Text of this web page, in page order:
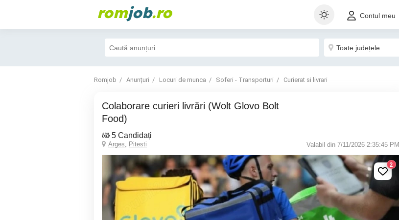
romjob.ro Contul meu
Romjob Anunțuri Locuri de munca Soferi - Transporturi Curierat si livrari
Colaborare curieri livrări (Wolt Glovo Bolt
Food)
5 Candidați
Arges, Pitesti Valabil din 7/11/2026 2:35:45 PM
2